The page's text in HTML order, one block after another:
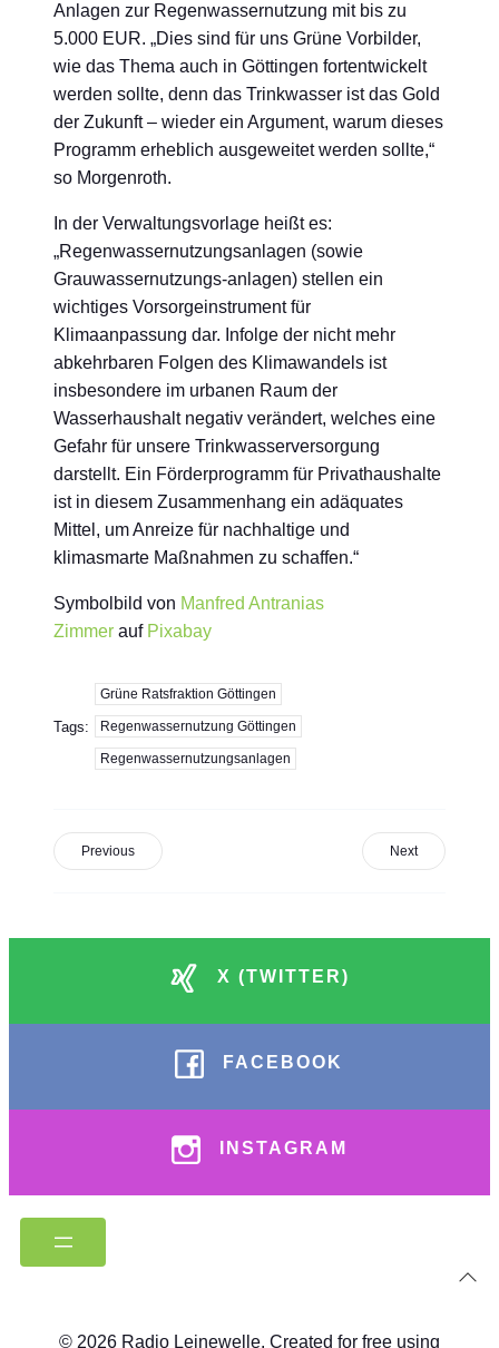
Anlagen zur Regenwassernutzung mit bis zu
5.000 EUR. „Dies sind für uns Grüne Vorbilder,
wie das Thema auch in Göttingen fortentwickelt
werden sollte, denn das Trinkwasser ist das Gold
der Zukunft – wieder ein Argument, warum dieses
Programm erheblich ausgeweitet werden sollte,“
so Morgenroth.
In der Verwaltungsvorlage heißt es:
„Regenwassernutzungsanlagen (sowie
Grauwassernutzungs-anlagen) stellen ein
wichtiges Vorsorgeinstrument für
Klimaanpassung dar. Infolge der nicht mehr
abkehrbaren Folgen des Klimawandels ist
insbesondere im urbanen Raum der
Wasserhaushalt negativ verändert, welches eine
Gefahr für unsere Trinkwasserversorgung
darstellt. Ein Förderprogramm für Privathaushalte
ist in diesem Zusammenhang ein adäquates
Mittel, um Anreize für nachhaltige und
klimasmarte Maßnahmen zu schaffen.“
Symbolbild von Manfred Antranias
Zimmer auf Pixabay
Tags:
Grüne Ratsfraktion Göttingen
Regenwassernutzung Göttingen
Regenwassernutzungsanlagen
Previous Next
X (TWITTER)
FACEBOOK
INSTAGRAM
© 2026 Radio Leinewelle. Created for free using